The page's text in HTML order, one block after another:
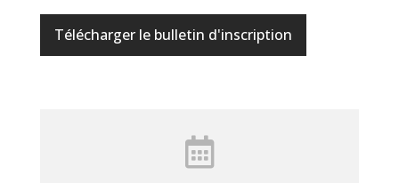
Télécharger le bulletin d'inscription
